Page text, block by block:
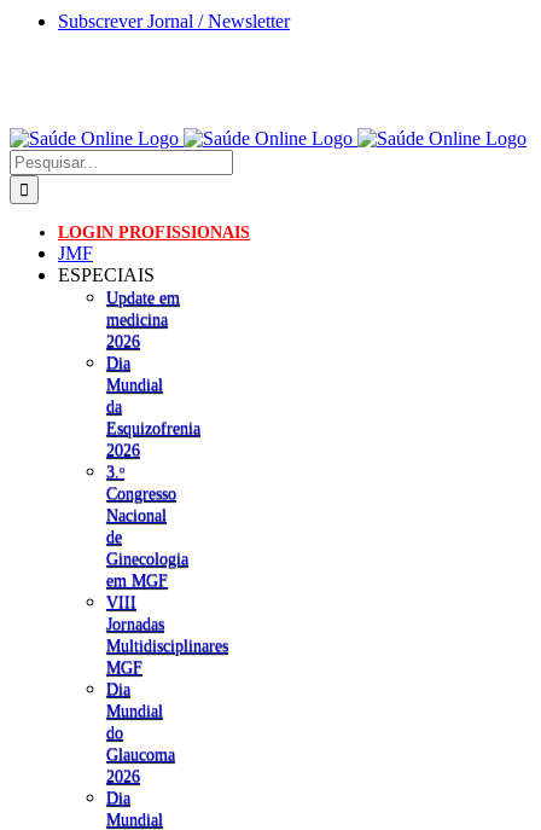
Skip
Subscrever Jornal / Newsletter
Pesquisar
LOGIN PROFISSIONAIS
JMF
ESPECIAIS
Update em
medicina
2026
Dia
Mundial
da
Esquizofrenia
2026
3.ᵒ
Congresso
Nacional
de
Ginecologia
em MGF
VIII
Jornadas
Multidisciplinares
MGF
Dia
Mundial
do
Glaucoma
2026
Dia
Mundial